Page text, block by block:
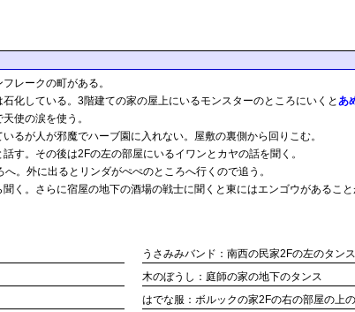
レークの町がある。
化している。3階建ての家の屋上にいるモンスターのところにいくとあ
使の涙を使う。
るが人が邪魔でハーブ園に入れない。屋敷の裏側から回りこむ。
す。その後は2Fの左の部屋にいるイワンとカヤの話を聞く。
。外に出るとリンダがぺぺのところへ行くので追う。
く。さらに宿屋の地下の酒場の戦士に聞くと東にはエンゴウがあるこ
うさみみバンド：南西の民家2Fの左のタンス
木のぼうし：庭師の家の地下のタンス
はでな服：ボルックの家2Fの右の部屋の上